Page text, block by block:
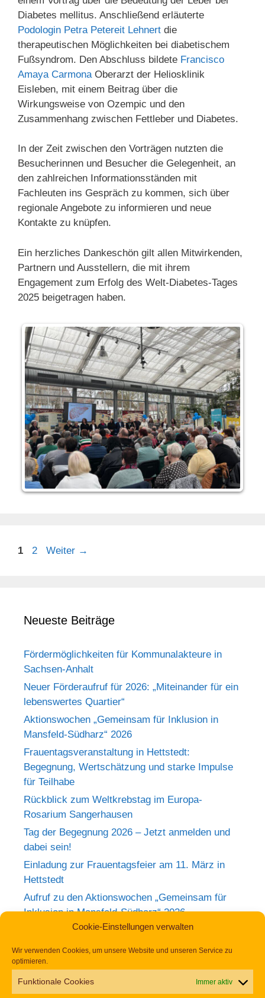
Cookie-Einstellungen verwalten
Wir verwenden Cookies, um unsere Website und unseren Service zu
optimieren.
Funktionale Cookies Immer aktiv
Diabetes mellitus. Anschließend erläuterte
Podologin Petra Petereit Lehnert die
therapeutischen Möglichkeiten bei diabetischem
Fußsyndrom. Den Abschluss bildete Francisco
Amaya Carmona Oberarzt der Heliosklinik
Eisleben, mit einem Beitrag über die
Wirkungsweise von Ozempic und den
Zusammenhang zwischen Fettleber und Diabetes.
In der Zeit zwischen den Vorträgen nutzten die
Besucherinnen und Besucher die Gelegenheit, an
den zahlreichen Informationsständen mit
Fachleuten ins Gespräch zu kommen, sich über
regionale Angebote zu informieren und neue
Kontakte zu knüpfen.
Ein herzliches Dankeschön gilt allen Mitwirkenden,
Partnern und Ausstellern, die mit ihrem
Engagement zum Erfolg des Welt-Diabetes-Tages
2025 beigetragen haben.
1 2 Weiter →
Neueste Beiträge
Fördermöglichkeiten für Kommunalakteure in
Sachsen-Anhalt
Neuer Förderaufruf für 2026: „Miteinander für ein
lebenswertes Quartier“
Aktionswochen „Gemeinsam für Inklusion in
Mansfeld-Südharz“ 2026
Frauentagsveranstaltung in Hettstedt:
Begegnung, Wertschätzung und starke Impulse
für Teilhabe
Rückblick zum Weltkrebstag im Europa-
Rosarium Sangerhausen
Tag der Begegnung 2026 – Jetzt anmelden und
dabei sein!
Einladung zur Frauentagsfeier am 11. März in
Hettstedt
Aufruf zu den Aktionswochen „Gemeinsam für
Inklusion in Mansfeld-Südharz“ 2026
Impressum Datenschutz Erklärung zur Barrierefreiheit